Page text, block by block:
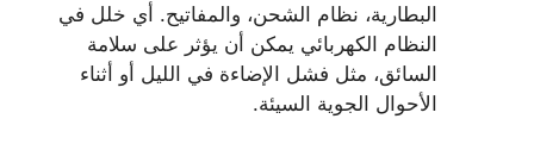
البطارية، نظام الشحن، والمفاتيح. أي خلل في
النظام الكهربائي يمكن أن يؤثر على سلامة
السائق، مثل فشل الإضاءة في الليل أو أثناء
الأحوال الجوية السيئة.